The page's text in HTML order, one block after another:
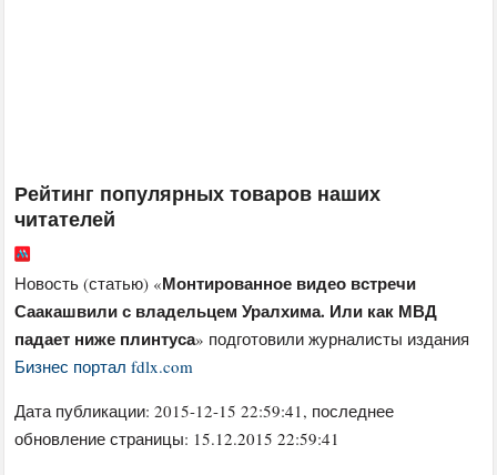
Рейтинг популярных товаров наших
читателей
Новость (статью) «Монтированное видео встречи
Саакашвили с владельцем Уралхима. Или как МВД
падает ниже плинтуса» подготовили журналисты издания
Бизнес портал fdlx.com
Дата публикации:2015-12-15 22:59:41, последнее
обновление страницы: 15.12.2015 22:59:41